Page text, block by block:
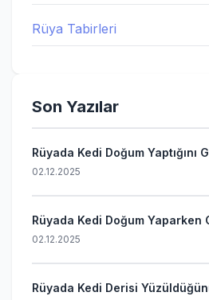
Rüya Tabirleri
Son Yazılar
Rüyada Kedi Doğum Yaptığını
02.12.2025
Rüyada Kedi Doğum Yaparken
02.12.2025
Rüyada Kedi Derisi